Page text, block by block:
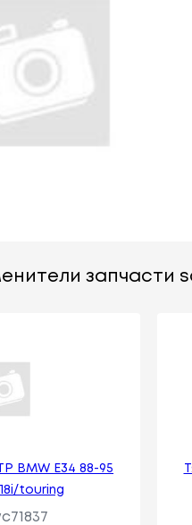
запчасти
BMW E34 88-95
touring